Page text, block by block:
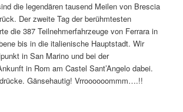
die legendären tausend Meilen von Brescia
Der zweite Tag der berühmtesten
die 387 Teilnehmerfahrzeuge von Ferrara in
bis in die italienische Hauptstadt. Wir
in San Marino und bei der
in Rom am Castel Sant’Angelo dabei.
Gänsehautig! Vrroooooommm….!!